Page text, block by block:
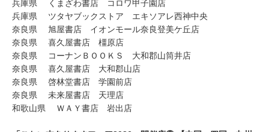
兵庫県 くまざわ書店 コロワ甲子園店
兵庫県 ツタヤブックストア エキソアレ西神中央
奈良県 旭屋書店 イオンモール奈良登美ケ丘店
奈良県 喜久屋書店 橿原店
奈良県 コーナンＢＯＯＫＳ 大和郡山筒井店
奈良県 喜久屋書店 大和郡山店
奈良県 啓林堂書店 学園前店
奈良県 未来屋書店 天理店
和歌山県 ＷＡＹ書店 岩出店